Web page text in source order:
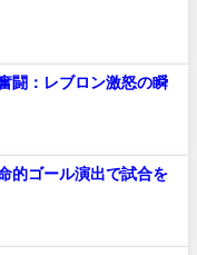
闘：レブロン激怒の瞬
的ゴール演出で試合を